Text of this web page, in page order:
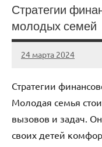
Стратегии
молодых семей
24 марта 2024
stroyka_sl_r
Нет
Стратегии
Молодая семья
вызовов и задач.
своих детей